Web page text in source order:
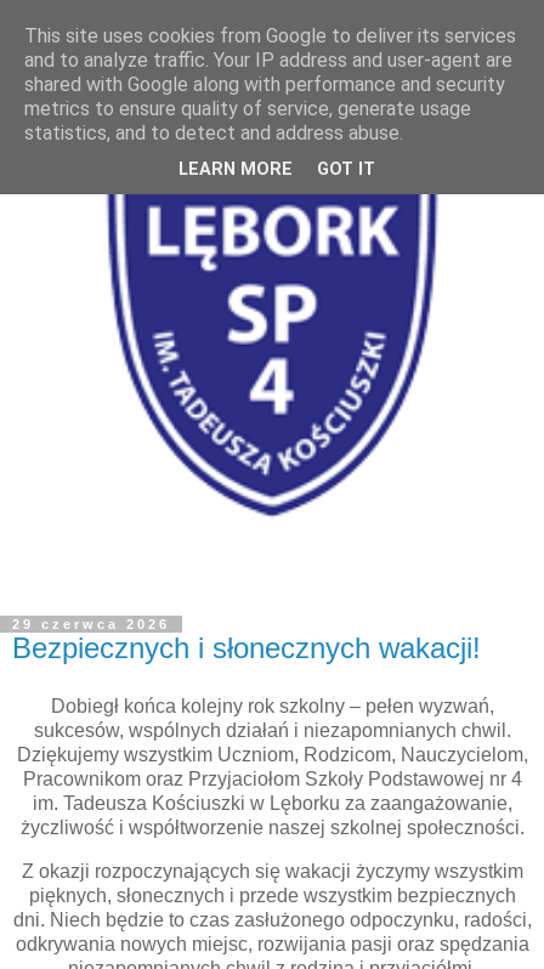
29 czerwca 2026
Bezpiecznych i słonecznych wakacji!
Dobiegł końca kolejny rok szkolny – pełen wyzwań,
sukcesów, wspólnych działań i niezapomnianych chwil.
Dziękujemy wszystkim Uczniom, Rodzicom, Nauczycielom,
Pracownikom oraz Przyjaciołom Szkoły Podstawowej nr 4
im. Tadeusza Kościuszki w Lęborku za zaangażowanie,
życzliwość i współtworzenie naszej szkolnej społeczności.
Z okazji rozpoczynających się wakacji życzymy wszystkim
pięknych, słonecznych i przede wszystkim bezpiecznych
dni. Niech będzie to czas zasłużonego odpoczynku, radości,
odkrywania nowych miejsc, rozwijania pasji oraz spędzania
This site uses cookies from Google to deliver its services
and to analyze traffic. Your IP address and user-agent are
shared with Google along with performance and security
metrics to ensure quality of service, generate usage
statistics, and to detect and address abuse.
LEARN MORE GOT IT